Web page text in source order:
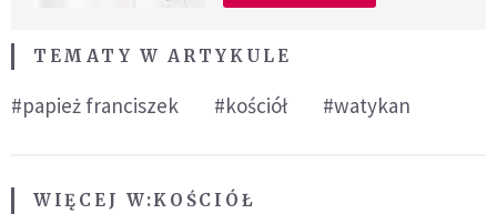
TEMATY W ARTYKULE
#papież franciszek #kościół #watykan
WIĘCEJ W:KOŚCIÓŁ